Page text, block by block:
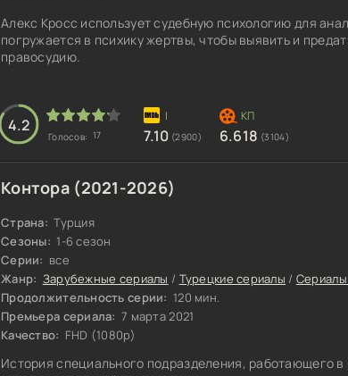
Алекс Кросс использует судебную психологию для
погружается в психику жертвы, чтобы выявить и
правосудию.
4.2
Голосов: 17 7.10 (2900) 6.618 (3104)
Контора (2021-2026)
Страна: Турция
Сезоны: 1-6 сезон
Серии: все
Жанр: Зарубежные сериалы / Турецкие сериалы /
Продолжительность серии: 120 мин.
Премьера сериала: 7 марта 2021
Качество: FHD (1080p)
История специального подразделения, работающего